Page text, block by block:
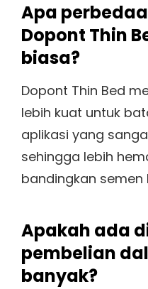
Apa
Dopont Thin
biasa?
Dopont Thin Bed
lebih kuat untuk
aplikasi yang
sehingga lebih
bandingkan semen
Apakah ada
pembelian
banyak?